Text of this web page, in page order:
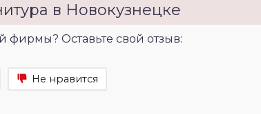
в Новокузнецке
фирмы? Оставьте свой отзыв:
Не нравится